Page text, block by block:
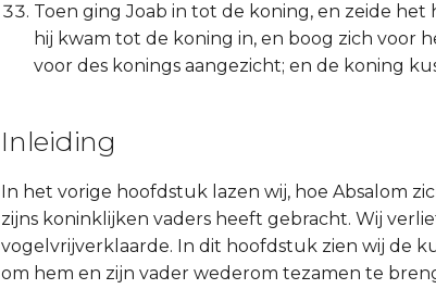
Toen ging Joab in tot de koning, en zeide het
hij kwam tot de koning in, en boog zich voor
voor des konings aangezicht; en de koning
Inleiding
In het vorige hoofdstuk lazen wij, hoe Absalom
zijns koninklijken vaders heeft gebracht. Wij
vogelvrijverklaarde. In dit hoofdstuk zien wij de
om hem en zijn vader wederom tezamen te